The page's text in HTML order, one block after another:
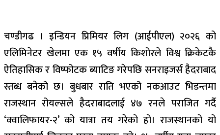
चण्डीगढ । इन्डियन प्रिमियर लिग (आईपीएल) २०२६ को
एलिमिनेटर खेलमा एक १५ वर्षीय किशोरले विश्व क्रिकेटकै
ऐतिहासिक र विष्फोटक ब्याटिङ गरेपछि सनराइजर्स हैदराबाद
स्तब्ध बनेको छ। बुधबार राति भएको नकआउट भिडन्तमा
राजस्थान रोयल्सले हैदराबादलाई ४७ रनले पराजित गर्दै
‘क्वालिफायर-२’ को यात्रा तय गरेको हो। राजस्थानको यो